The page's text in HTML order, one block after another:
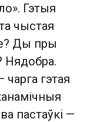
Гэтыя
чыстая
Ды пры
Нядобра.
гэтая
пастаўкі —